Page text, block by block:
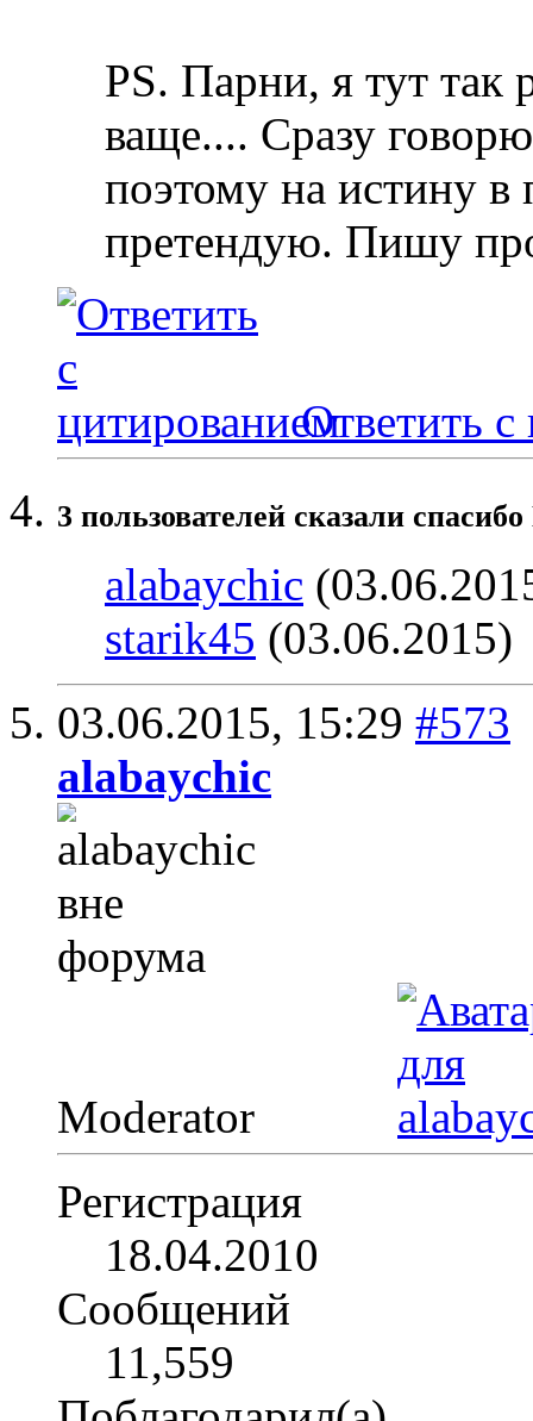
PS. Парни, я тут так
ваще.... Сразу
поэтому на истину в
претендую. Пишу
Ответить с
3 пользователей сказали
alabaychic
starik45 (03.06.2015)
03.06.2015, 15:29 #573
alabaychic
Moderator
Регистрация
18.04.2010
Сообщений
11,559